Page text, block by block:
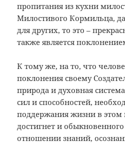
пропитания из кухни
Милостивого Кормильца,
для других, то это –
также является
К тому же, на то, что
поклонения своему
природа и духовная
сил и способностей,
поддержания жизни в этом
достигнет и
отношении знаний,